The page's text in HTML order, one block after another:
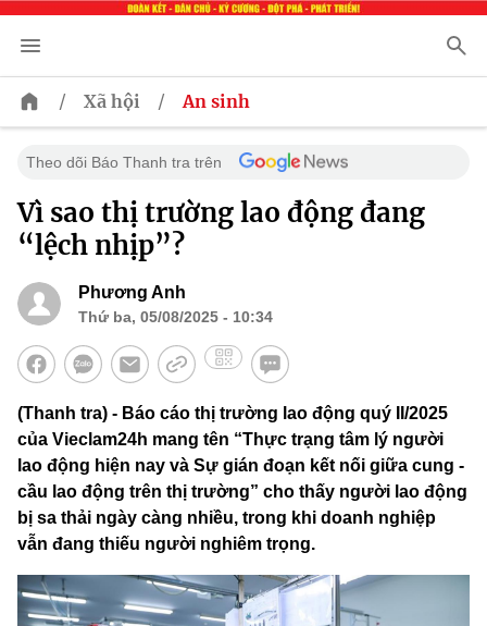
/ Xã hội / An sinh
Theo dõi Báo Thanh tra trên
Vì sao thị trường lao động đang
“lệch nhịp”?
Phương Anh
Thứ ba, 05/08/2025 - 10:34
(Thanh tra) - Báo cáo thị trường lao động quý II/2025
của Vieclam24h mang tên “Thực trạng tâm lý người
lao động hiện nay và Sự gián đoạn kết nối giữa cung -
cầu lao động trên thị trường” cho thấy người lao động
bị sa thải ngày càng nhiều, trong khi doanh nghiệp
vẫn đang thiếu người nghiêm trọng.